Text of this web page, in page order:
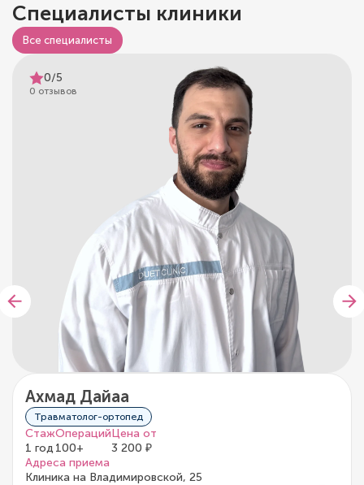
Специалисты клиники
Все специалисты
0/5
0 отзывов
Ахмад Дайаа
Травматолог-ортопед
Стаж
1 год
Операций
100+
Цена от
3 200 ₽
Адреса приема
Клиника на Владимировской, 25